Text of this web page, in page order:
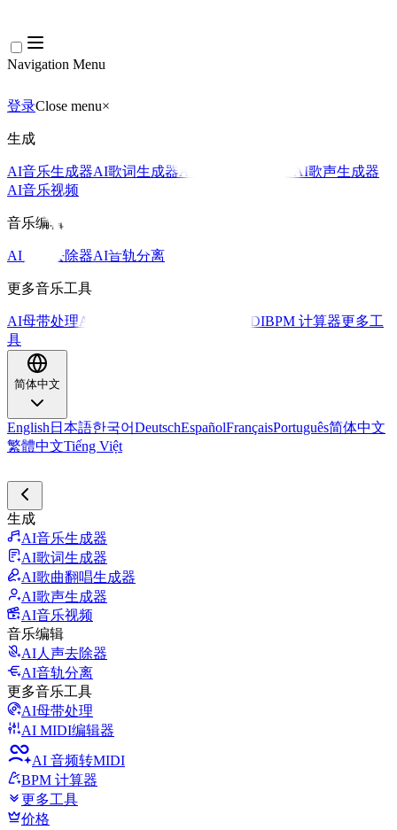
Navigation Menu
登录Close menu×
生成
AI音乐生成器AI歌词生成器AI歌曲翻唱生成器
AI歌声生成器
AI音乐视频
音乐编辑
AI人声去除器AI音轨分离
更多音乐工具
AI母带处理AI MIDI编辑器 AI 音频转MIDIBPM 计算器更多工
具
简体中文
English 日本語한국어DeutschEspañolFrançaisPortuguês简体中文
繁體中文Tiếng Việt
生成
AI音乐生成器
AI歌词生成器
AI歌曲翻唱生成器
AI歌声生成器
AI音乐视频
音乐编辑
AI人声去除器
AI音轨分离
更多音乐工具
AI母带处理
AI MIDI编辑器
AI 音频转MIDI
BPM 计算器
更多工具
价格